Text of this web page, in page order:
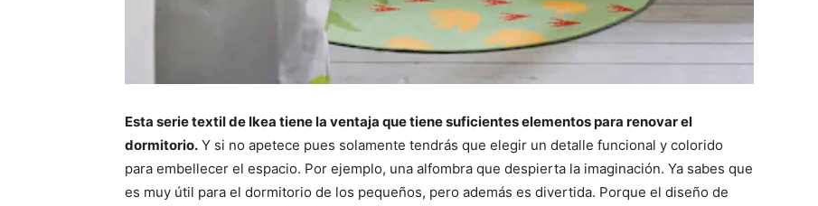
Esta serie textil de Ikea tiene la ventaja que tiene suficientes elementos para renovar el
dormitorio. Y si no apetece pues solamente tendrás que elegir un detalle funcional y colorido
para embellecer el espacio. Por ejemplo, una alfombra que despierta la imaginación. Ya sabes que
es muy útil para el dormitorio de los pequeños, pero además es divertida. Porque el diseño de